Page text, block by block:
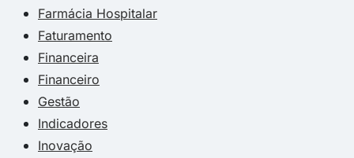
Farmácia Hospitalar
Faturamento
Financeira
Financeiro
Gestão
Indicadores
Inovação